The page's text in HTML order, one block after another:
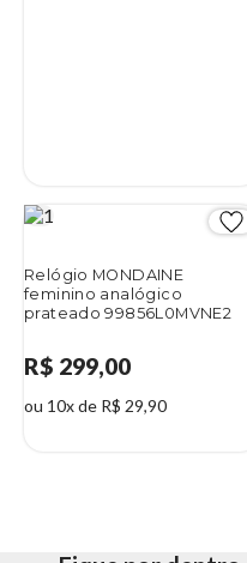
Relógio MONDAINE
feminino analógico
prateado 99856L0MVNE2
R$ 299,00
ou 10x de R$ 29,90